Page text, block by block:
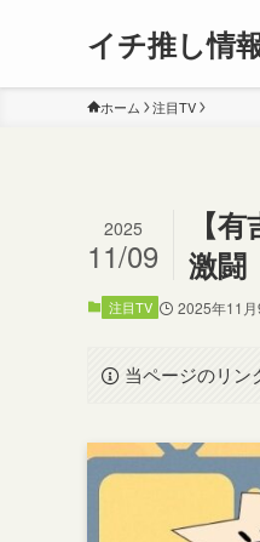
イチ推し情
ホーム 注目TV
【
激闘
2025
11/09
注目TV 2025年11月
当ページのリン